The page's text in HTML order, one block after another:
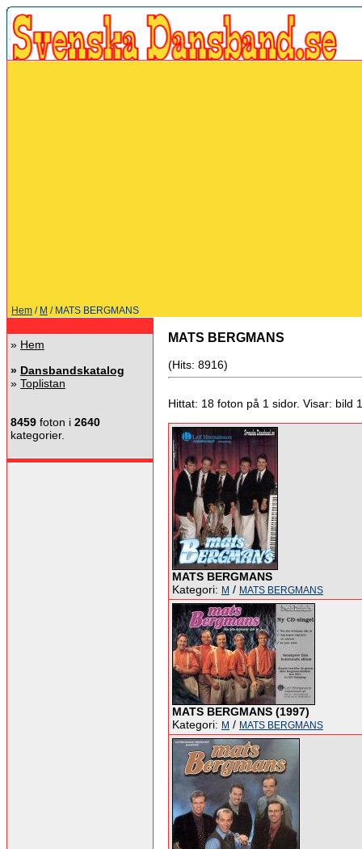
Hem / M / MATS BERGMANS
» Hem
» Dansbandskatalog
» Toplistan
8459 foton i 2640
kategorier.
MATS BERGMANS
(Hits: 8916)
Hittat: 18 foton på 1 sidor. Visar: bild
MATS BERGMANS
Kategori: M / MATS BERGMANS
MATS BERGMANS (1997)
Kategori: M / MATS BERGMANS